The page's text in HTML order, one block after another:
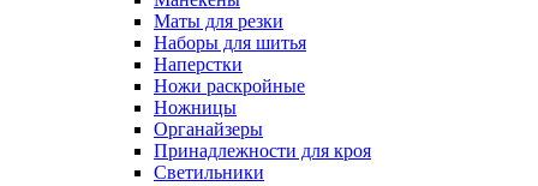
Маты для резки
Наборы для шитья
Наперстки
Ножи раскройные
Ножницы
Органайзеры
Принадлежности для кроя
Светильники